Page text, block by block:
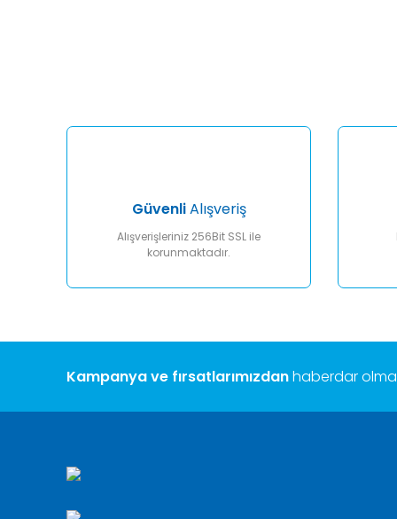
Ürün bilgilerinde hatalar bulunuyor.
GüvenliAlışveriş
Alışverişleriniz 256Bit SSL ile
korunmaktadır.
Kampanya ve fırsatlarımızdanhaberdar